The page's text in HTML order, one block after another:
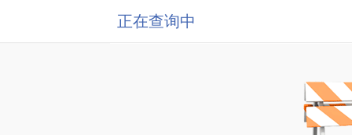
正在查询中